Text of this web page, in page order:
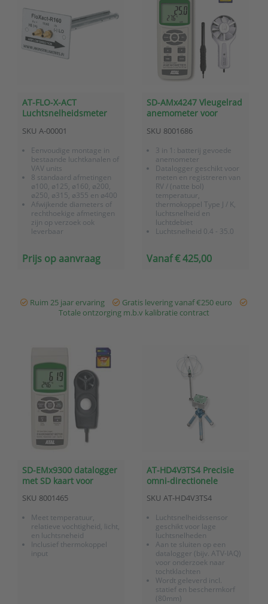
AT-FLO-X-ACT
Luchtsnelheidsmeter
serie FloXact
SKU A-00001
Eenvoudige montage in
bestaande luchtkanalen of
VAV units
8 standaard afmetingen
ø100, ø125, ø160, ø200,
ø250, ø315, ø355 en ø400
Afwijkende diameters of
rechthoekige afmetingen
zijn op verzoek ook
leverbaar
nauwkeurigheid (indien
juist gemonteerd, zie
minimaal 2.5x.<...
Prijs op aanvraag
SD-AMx4247 Vleugelrad
anemometer voor
temperatuur en RV met
datalogger op SD kaart
SKU 8001686
3 in 1: batterij gevoede
anemometer
Datalogger geschikt voor
meten en registreren van
RV / (natte bol)
temperatuur,
thermokoppel Type J / K,
luchtsnelheid en
luchtdebiet
Luchtsnelheid 0.4 - 35.0
anemometer met metalen
seconden
Luchtstroom: CM...
Vanaf € 425,00
Ruim 25 jaar ervaring
Gratis levering vanaf €250 euro
Totale ontzorging m.b.v kalibratie contract
SD-EMx9300 datalogger
met SD kaart voor
SKU 8001465
Meet temperatuur,
relatieve vochtigheid, licht,
en luchtsneheid
Inclusief thermokoppel
input
AT-HD4V3TS4 Precisie
omni-directionele
(0,05 tot 5 m/s)
SKU AT-HD4V3TS4
Luchtsnelheidssensor
geschikt voor lage
luchtsnelheden
Aan te sluiten op een
datalogger (bijv. ATV-IAQ)
voor onderzoek naar
tochtklachten
Wordt geleverd incl.
statief en beschermkorf
(80mm)